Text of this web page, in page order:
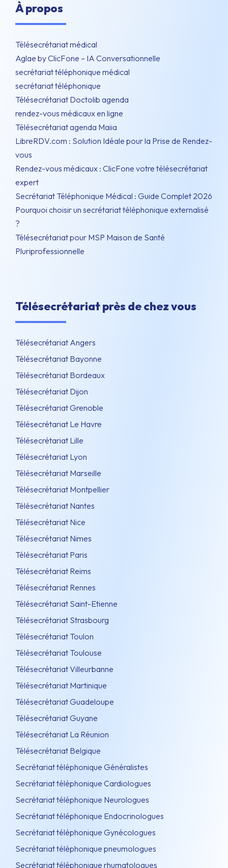
À propos
Télésecrétariat médical
Aglae by ClicFone – IA Conversationnelle
secrétariat téléphonique médical
secrétariat téléphonique
Télésecrétariat Doctolib agenda
rendez-vous médicaux en ligne
Télésecrétariat agenda Maiia
LibreRDV.com : Solution Idéale pour la Prise de Rendez-
vous
Rendez-vous médicaux : ClicFone votre télésecrétariat
expert
Secrétariat Téléphonique Médical : Guide Complet 2026
Pourquoi choisir un secrétariat téléphonique externalisé
?
Télésecrétariat pour MSP Maison de Santé
Pluriprofessionnelle
Télésecrétariat près de chez vous
Télésecrétariat Angers
Télésecrétariat Bayonne
Télésecrétariat Bordeaux
Télésecrétariat Dijon
Télésecrétariat Grenoble
Télésecrétariat Le Havre
Télésecrétariat Lille
Télésecrétariat Lyon
Télésecrétariat Marseille
Télésecrétariat Montpellier
Télésecrétariat Nantes
Télésecrétariat Nice
Télésecrétariat Nimes
Télésecrétariat Paris
Télésecrétariat Reims
Télésecrétariat Rennes
Télésecrétariat Saint-Etienne
Télésecrétariat Strasbourg
Télésecrétariat Toulon
Télésecrétariat Toulouse
Télésecrétariat Villeurbanne
Télésecrétariat Martinique
Télésecrétariat Guadeloupe
Télésecrétariat Guyane
Télésecrétariat La Réunion
Télésecrétariat Belgique
Secrétariat téléphonique Généralistes
Secrétariat téléphonique Cardiologues
Secrétariat téléphonique Neurologues
Secrétariat téléphonique Endocrinologues
Secrétariat téléphonique Gynécologues
Secrétariat téléphonique pneumologues
Secrétariat téléphonique rhumatologues